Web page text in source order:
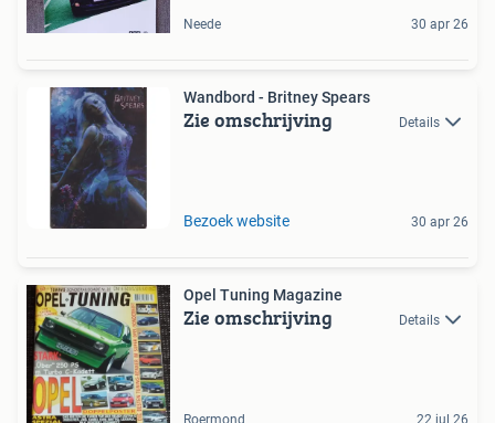
Neede 30 apr 26
Wandbord - Britney Spears
Zie omschrijving Details
Bezoek website 30 apr 26
Opel Tuning Magazine
Zie omschrijving Details
Roermond 22 jul 26